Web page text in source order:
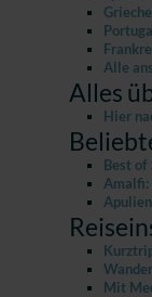
Alle
Alles
Hier
Best of
Amalfi:
Mit